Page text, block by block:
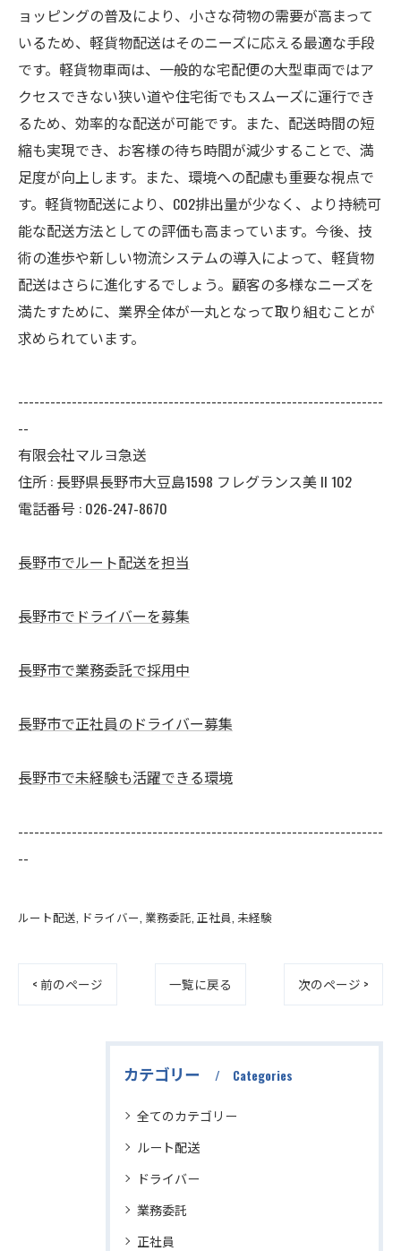
ョッピングの普及により、小さな荷物の需要が高まって
いるため、軽貨物配送はそのニーズに応える最適な手段
です。軽貨物車両は、一般的な宅配便の大型車両ではア
クセスできない狭い道や住宅街でもスムーズに運行でき
るため、効率的な配送が可能です。また、配送時間の短
縮も実現でき、お客様の待ち時間が減少することで、満
足度が向上します。また、環境への配慮も重要な視点で
す。軽貨物配送により、CO2排出量が少なく、より持続可
能な配送方法としての評価も高まっています。今後、技
術の進歩や新しい物流システムの導入によって、軽貨物
配送はさらに進化するでしょう。顧客の多様なニーズを
満たすために、業界全体が一丸となって取り組むことが
求められています。
--------------------------------------------------------------------
--
有限会社マルヨ急送
住所 : 長野県長野市大豆島1598 フレグランス美 II 102
電話番号 : 026-247-8670
長野市でルート配送を担当
長野市でドライバーを募集
長野市で業務委託で採用中
長野市で正社員のドライバー募集
長野市で未経験も活躍できる環境
--------------------------------------------------------------------
--
ルート配送 ドライバー 業務委託 正社員 未経験
< 前のページ 一覧に戻る 次のページ >
カテゴリー Categories
全てのカテゴリー
ルート配送
ドライバー
業務委託
正社員